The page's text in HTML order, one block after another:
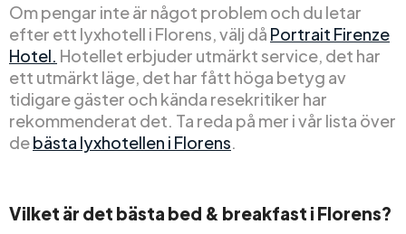
Om pengar inte är något problem och du letar
efter ett lyxhotell i Florens, välj då Portrait Firenze
Hotel. Hotellet erbjuder utmärkt service, det har
ett utmärkt läge, det har fått höga betyg av
tidigare gäster och kända resekritiker har
rekommenderat det. Ta reda på mer i vår lista över
debästa lyxhotellen i Florens.
Vilket är det bästa bed & breakfast i Florens?